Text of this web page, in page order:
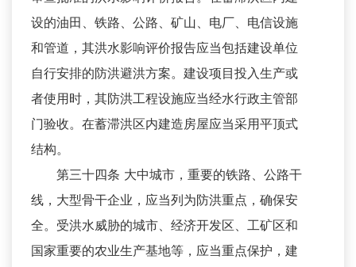
设的油田、铁路、公路、矿山、电厂、电信设施
和管道，其洪水影响评价报告应当包括建设单位
自行安排的防洪避洪方案。建设项目投入生产或
者使用时，其防洪工程设施应当经水行政主管部
门验收。在蓄滞洪区内建造房屋应当采用平顶式
结构。
第三十四条 大中城市，重要的铁路、公路干
线，大型骨干企业，应当列为防洪重点，确保安
全。受洪水威胁的城市、经济开发区、工矿区和
国家重要的农业生产基地等，应当重点保护，建